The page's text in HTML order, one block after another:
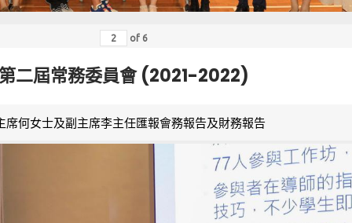
of 6
二屆常務委員會 (2021-2022)
席何女士及副主席李主任匯報會務報告及財務報告